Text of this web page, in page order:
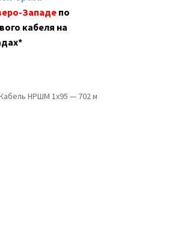
Западе по
кабеля на
НРШМ 1х95 — 702 м